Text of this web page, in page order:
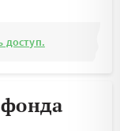
доступ.